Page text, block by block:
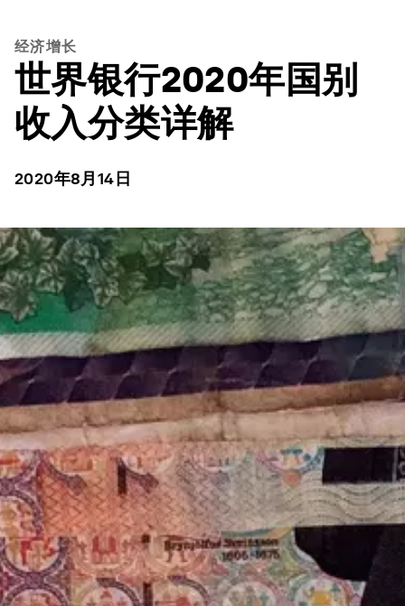
经济增长
世界银行2020年国别
收入分类详解
2020年8月14日